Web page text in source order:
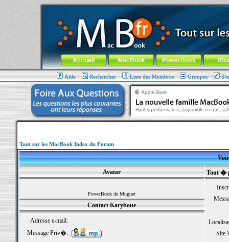
MacBook-fr.com : 100% Apple... 100% nomade !
Aller au contenu-Aller au menu général-Aller au menu de
Menu général
Accueil MacBook PowerBook
Aide Rechercher Liste des Membres Groupes
Tout sur les MacBook Index du Forum
Avatar
Tout �
PowerBook de Muguet
Site
Contact Karyboue
Adresse e-mail:
Message Priv�: